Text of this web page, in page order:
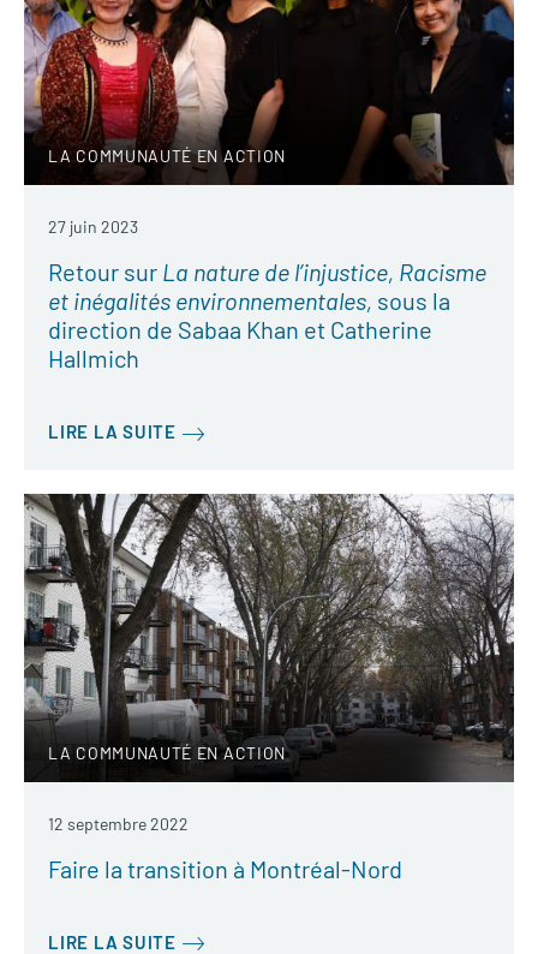
LA COMMUNAUTÉ EN ACTION
27 juin 2023
Retour sur La nature de l’injustice, Racisme
et inégalités environnementales, sous la
direction de Sabaa Khan et Catherine
Hallmich
LIRE LA SUITE
LA COMMUNAUTÉ EN ACTION
12 septembre 2022
Faire la transition à Montréal-Nord
LIRE LA SUITE